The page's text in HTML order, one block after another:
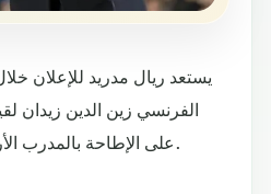
يستعد ريال مدريد للإعلان
الفرنسي زين الدين زيدان
على الإطاحة بالمدرب الأرجنتيني سانتياجو سولاري.